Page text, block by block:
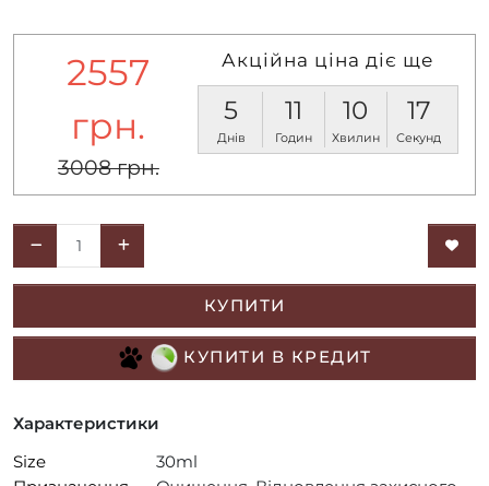
2557
грн.
3008 грн.
Акційна ціна діє ще
5
Днів
11
Годин
10
Хвилин
17
Секунд
КУПИТИ
КУПИТИ В КРЕДИТ
Характеристики
Size
30ml